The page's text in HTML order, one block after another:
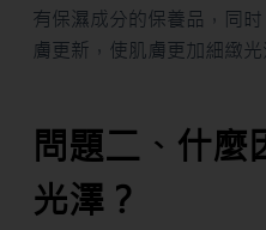
有保濕成分的保養品，同
膚更新，使肌膚更加細緻光
問題二、什麼
光澤？